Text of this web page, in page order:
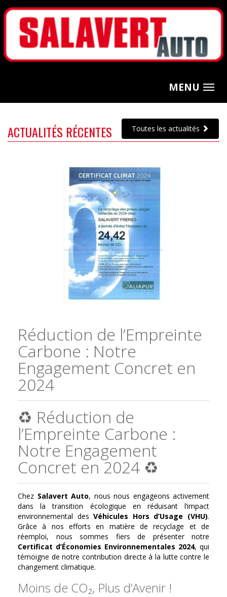
MENU
Toutes les actualités
ACTUALITÉS RÉCENTES
Réduction de l’Empreinte
Carbone : Notre
Engagement Concret en
2024
♻️ Réduction de
l’Empreinte Carbone :
Notre Engagement
Concret en 2024 ♻️
Chez Salavert Auto, nous nous engageons activement
dans la transition écologique en réduisant l’impact
environnemental desVéhicules Hors d’Usage (VHU).
Grâce à nos efforts en matière de recyclage et de
réemploi, nous sommes fiers de présenter notre
Certificat d’Économies Environnementales 2024, qui
témoigne de notre contribution directe à la lutte contre le
changement climatique.
Moins de CO₂, Plus d’Avenir !